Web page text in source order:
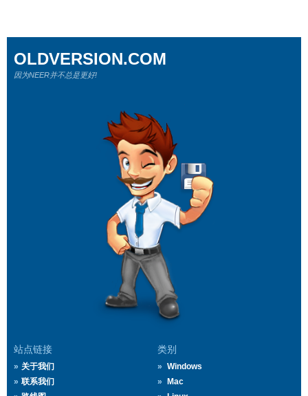
站点链接
关于我们
联系我们
类别
Windows
Mac
OLDVERSION.COM
因为NEER并不总是更好!